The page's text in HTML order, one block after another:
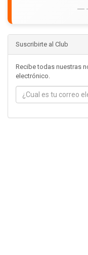
Suscribirte al Club
Recibe todas nuestras
electrónico.